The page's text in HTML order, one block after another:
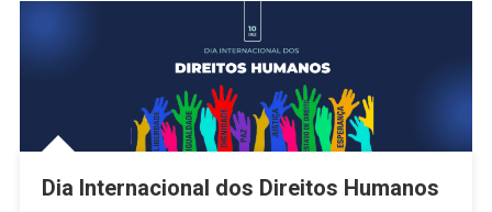
Dia Internacional dos Direitos Humanos